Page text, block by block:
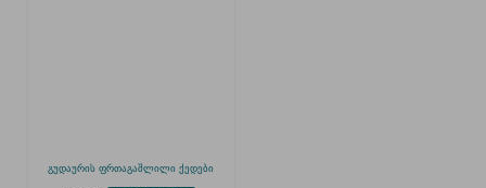
გუდაურის ფრთაგაშლილი ქედები